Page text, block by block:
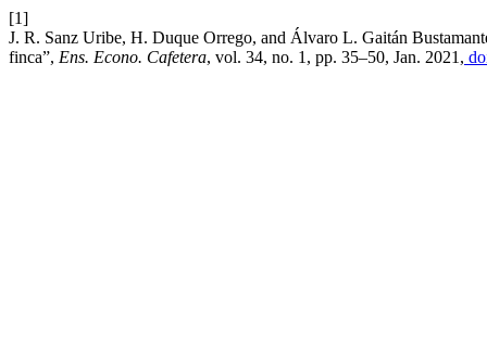
[1]
J. R. Sanz Uribe, H. Duque Orrego, and Álvaro L. Gaitán
finca”, Ens. Econo. Cafetera, vol. 34, no. 1, pp. 35–50, Jan. 2021,